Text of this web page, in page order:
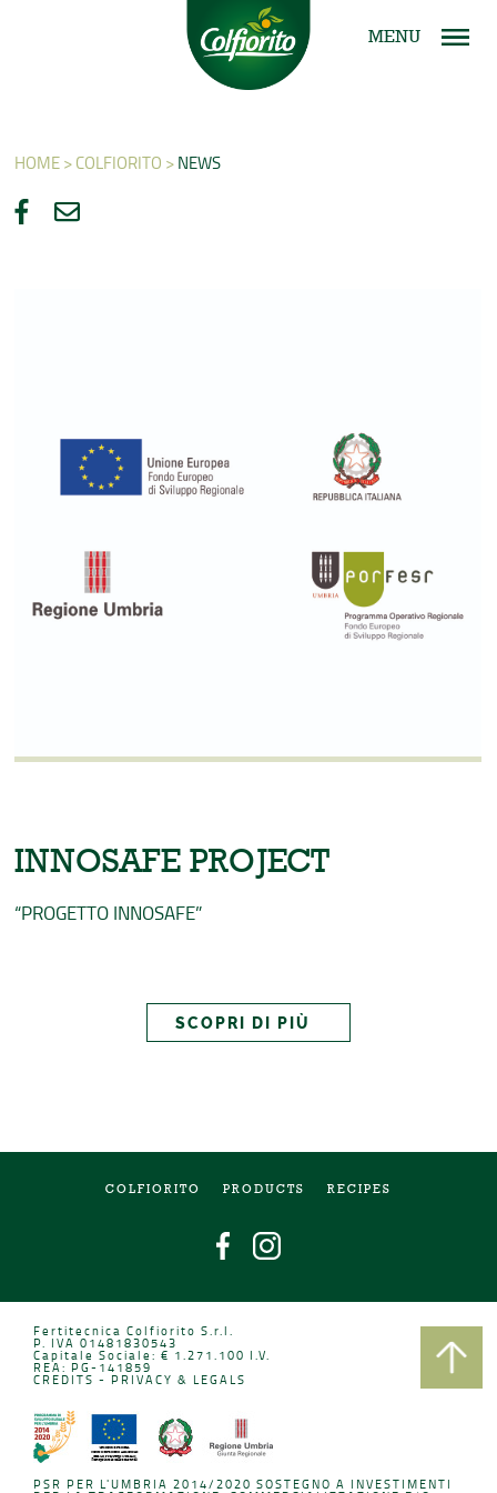
MENU
HOME >COLFIORITO >NEWS
INNOSAFE PROJECT
“PROGETTO INNOSAFE”
SCOPRI DI PIÙ
COLFIORITO PRODUCTS RECIPES
Fertitecnica Colfiorito S.r.l.
P. IVA 01481830543
Capitale Sociale: € 1.271.100 I.V.
REA: PG-141859
CREDITS - PRIVACY & LEGALS
PSR PER L'UMBRIA 2014/2020 SOSTEGNO A INVESTIMENTI